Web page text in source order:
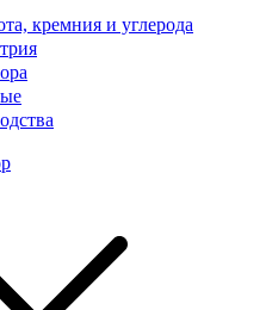
кремния и углерода